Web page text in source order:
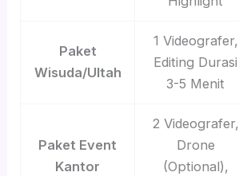
Paket
Wisuda/Ultah
1 Videografer,
Editing Durasi
3-5 Menit
Paket Event
Kantor
2 Videografer,
Drone
(Optional),